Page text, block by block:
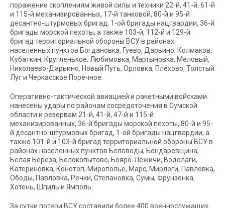
поражение скоплениям живой силы и техники 22-й, 41-й, 61-й
и 115-й механизированных, 17-й танковой, 80-й и 95-й
десантно-штурмовых бригад, 1-ой бригады нацгвардии, 36-й
бригады морской пехоты, а также 103-й, 112-й и 129-й
бригад территориальной обороны ВСУ в районах
населенных пунктов Богдановка, Гуево, Дарьино, Колмаков,
Кубаткин, Кругленькое, Любимовка, Мартыновка, Меловый,
Николаево-Дарьино, Новый Путь, Орловка, Плехово, Толстый
Луг и Черкасское Поречное.
Оперативно-тактической авиацией и ракетными войсками
нанесены удары по районам сосредоточения в Сумской
области и резервам 21-й, 41-й, 47-й и 115-й
механизированных, 36-й бригады морской пехоты, 80-й и 95-
й десантно-штурмовых бригад, 1-ой бригады нацгвардии, а
также 101-й и 103-й бригад территориальной обороны ВСУ в
районах населенных пунктов Беловоды, Бондаревщина,
Белая Береза, Белокопытово, Бояро-Лежичи, Водолаги,
Катериновка, Конотоп, Мирополье, Марс, Мирлоги, Павловка,
Ободы, Павловка, Речки, Степановка, Сумы, Фрунзенка,
Хотень, Шпиль и Ямполь.
За сутки потери ВСУ составили более 400 военнослужащих,